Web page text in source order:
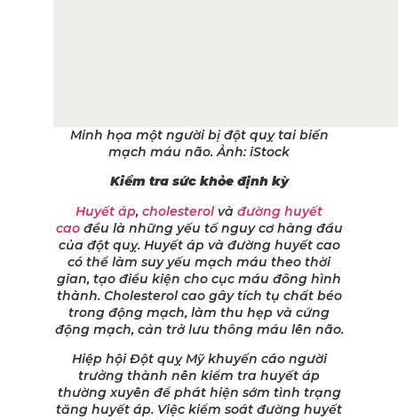
Minh họa một người bị đột quỵ tai biến
mạch máu não. Ảnh: iStock
Kiểm tra sức khỏe định kỳ
Huyết áp, cholesterolvà đường huyết
caođều là những yếu tố nguy cơ hàng đầu
của đột quỵ. Huyết áp và đường huyết cao
có thể làm suy yếu mạch máu theo thời
gian, tạo điều kiện cho cục máu đông hình
thành. Cholesterol cao gây tích tụ chất béo
trong động mạch, làm thu hẹp và cứng
động mạch, cản trở lưu thông máu lên não.
Hiệp hội Đột quỵ Mỹ khuyến cáo người
trưởng thành nên kiểm tra huyết áp
thường xuyên để phát hiện sớm tình trạng
tăng huyết áp. Việc kiểm soát đường huyết